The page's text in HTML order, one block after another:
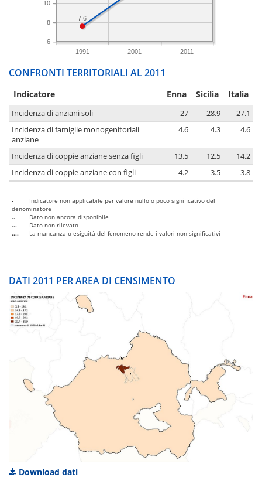
1991 2001 2011
6
8
10
7.6
CONFRONTI TERRITORIALI AL 2011
Indicatore Enna Sicilia Italia
Incidenza di anziani soli 27 28.9
27.1
Incidenza di famiglie monogenitoriali
anziane
4.6 4.3 4.6
Incidenza di coppie anziane senza figli 13.5 12.5
14.2
Incidenza di coppie anziane con figli
4.2 3.5 3.8
-
Indicatore non applicabile per valore nullo o poco significativo del
denominatore
..
Dato non ancora disponibile
...
Dato non rilevato
....
La mancanza o esiguità del fenomeno rende i valori non significativi
DATI 2011 PER AREA DI CENSIMENTO
Download dati